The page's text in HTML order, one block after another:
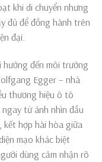
khi di chuyển nhưng
đủ để đồng hành trên
đại.
hướng đến môi trường
Egger – nhà
thương hiệu ô tô
từ ánh nhìn đầu
hợp hài hòa giữa
mạo khác biệt
dùng cảm nhận rõ